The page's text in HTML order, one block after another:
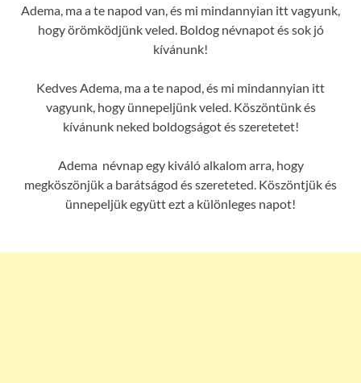
Adema, ma a te napod van, és mi mindannyian itt vagyunk,
hogy örömködjünk veled. Boldog névnapot és sok jó
kívánunk!
Kedves Adema, ma a te napod, és mi mindannyian itt
vagyunk, hogy ünnepeljünk veled. Köszöntünk és
kívánunk neked boldogságot és szeretetet!
Adema névnap egy kiváló alkalom arra, hogy
megköszönjük a barátságod és szereteted. Köszöntjük és
ünnepeljük együtt ezt a különleges napot!